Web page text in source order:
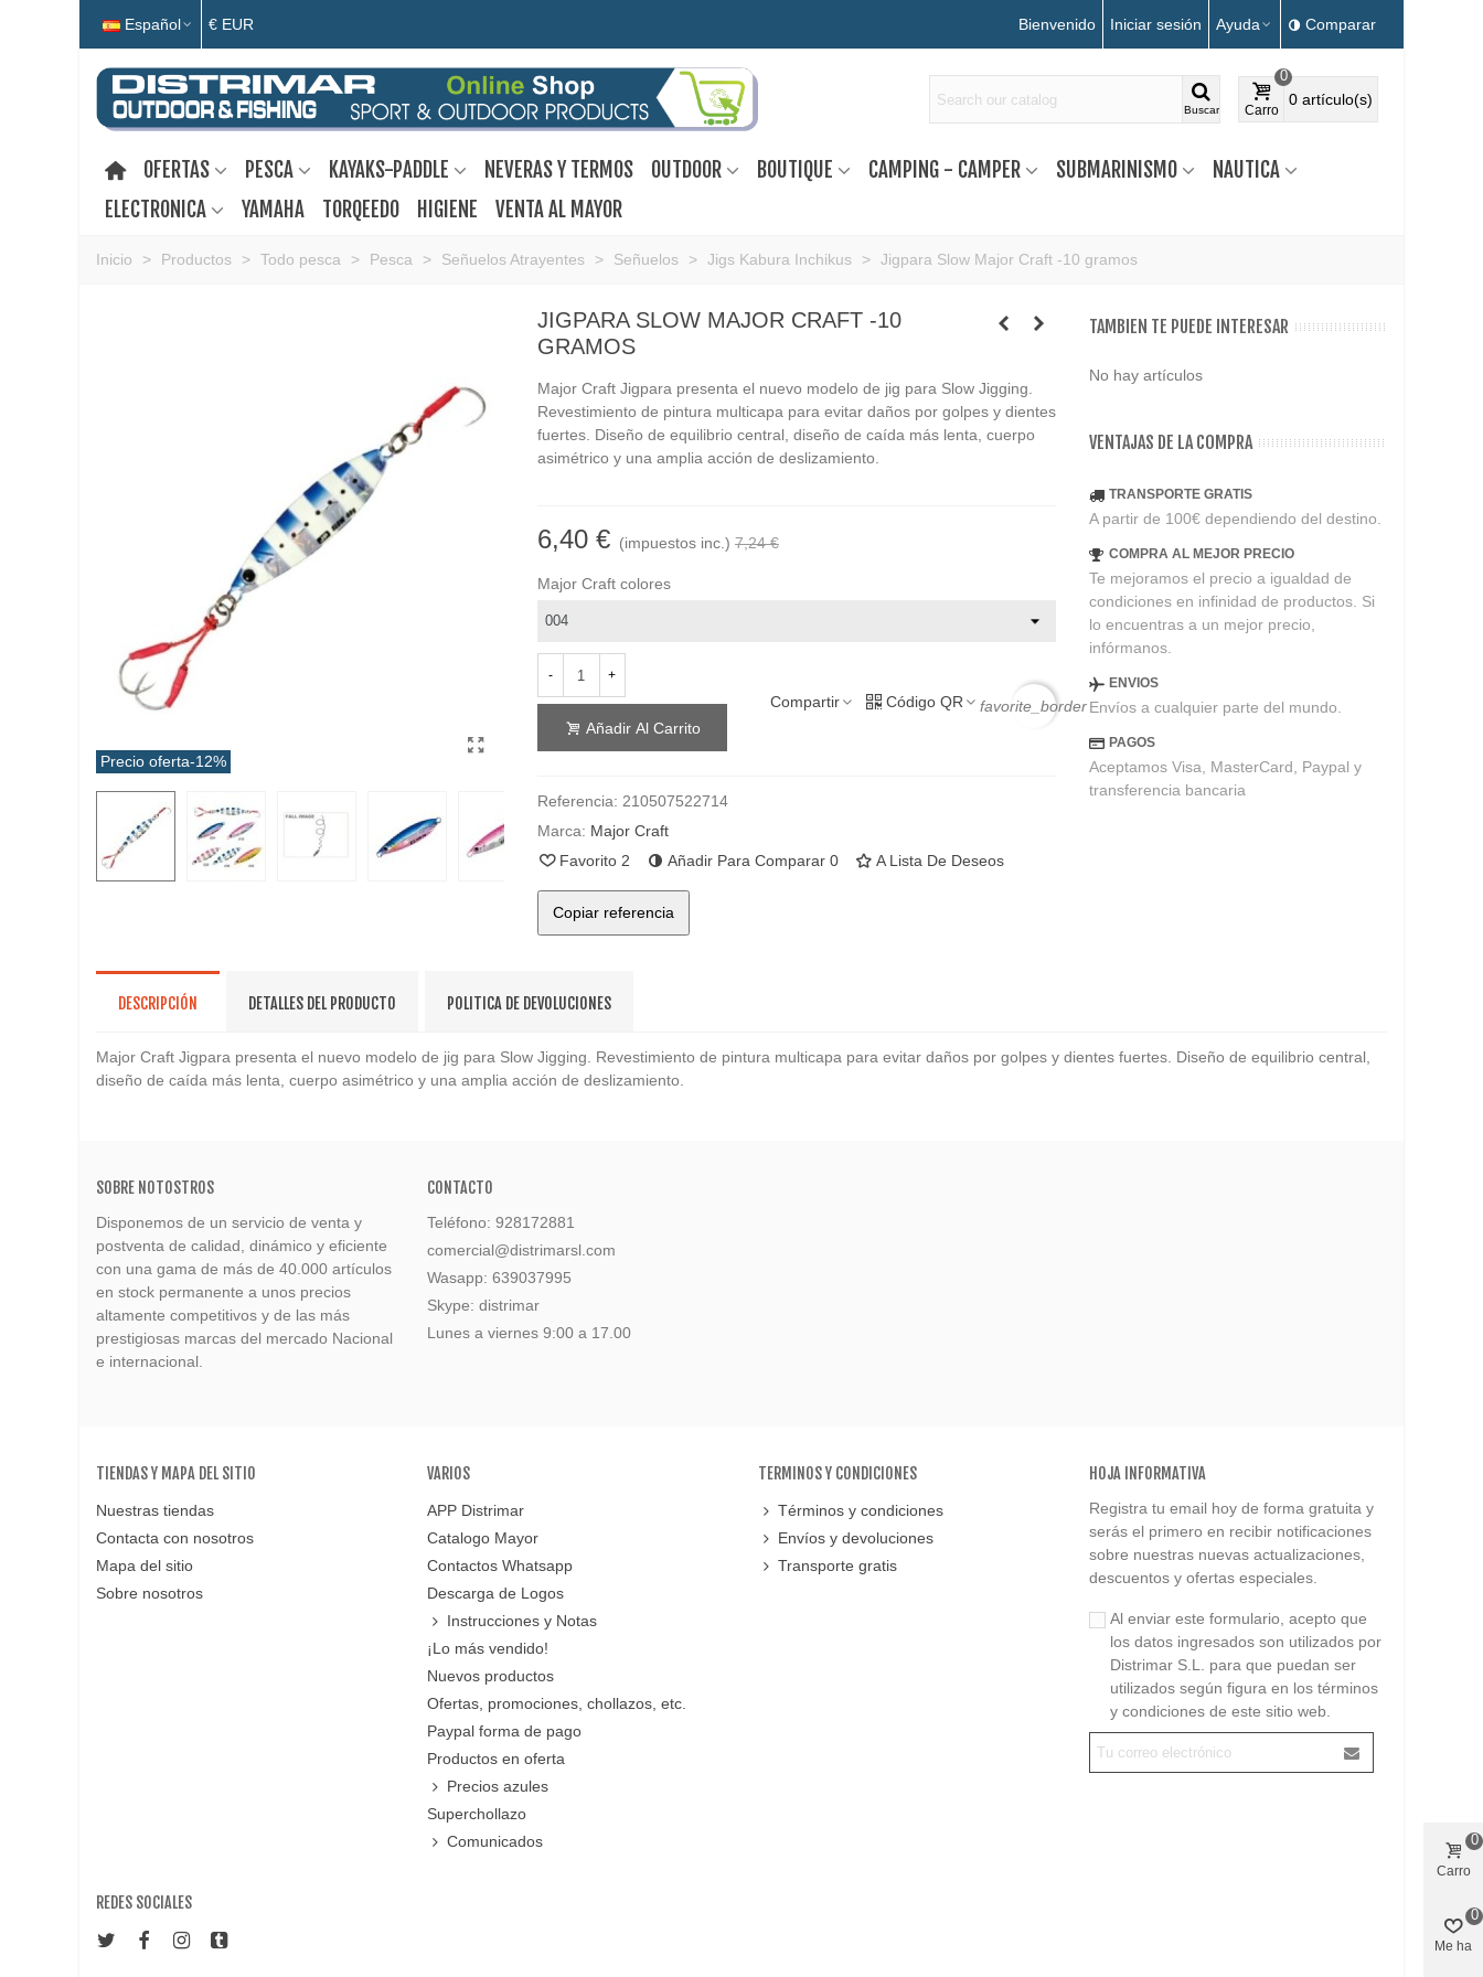
Español € EUR Bienvenido Iniciar sesión Ayuda Comparar
Buscar Carro
0
0 artículo(s)
OFERTAS PESCA KAYAKS-PADDLE NEVERAS Y TERMOS OUTDOOR BOUTIQUE CAMPING - CAMPER SUBMARINISMO
NAUTICA
ELECTRONICA
YAMAHA TORQEEDO HIGIENE VENTA AL MAYOR
Inicio > Productos > Todo pesca > Pesca > Señuelos Atrayentes > Señuelos > Jigs Kabura Inchikus > Jigpara Slow Major Craft -10 gramos
Precio oferta-12%
JIGPARA SLOW MAJOR CRAFT -10
GRAMOS
Major Craft Jigpara presenta el nuevo modelo de jig para Slow Jigging.
Revestimiento de pintura multicapa para evitar daños por golpes y dientes
fuertes. Diseño de equilibrio central, diseño de caída más lenta, cuerpo
asimétrico y una amplia acción de deslizamiento.
6,40 € (impuestos inc.) 7,24 €
Major Craft colores
- +
Añadir Al Carrito
Compartir Código QR favorite_border
Referencia: 210507522714
Marca: Major Craft
Favorito 2 Añadir Para Comparar 0 A Lista De Deseos
Copiar referencia
TAMBIEN TE PUEDE INTERESAR
No hay artículos
VENTAJAS DE LA COMPRA
TRANSPORTE GRATIS
A partir de 100€ dependiendo del destino.
COMPRA AL MEJOR PRECIO
Te mejoramos el precio a igualdad de
condiciones en infinidad de productos. Si
lo encuentras a un mejor precio,
infórmanos.
ENVIOS
Envíos a cualquier parte del mundo.
PAGOS
Aceptamos Visa, MasterCard, Paypal y
transferencia bancaria
DESCRIPCIÓN DETALLES DEL PRODUCTO POLITICA DE DEVOLUCIONES
Major Craft Jigpara presenta el nuevo modelo de jig para Slow Jigging. Revestimiento de pintura multicapa para evitar daños por golpes y dientes fuertes. Diseño de equilibrio central,
diseño de caída más lenta, cuerpo asimétrico y una amplia acción de deslizamiento.
SOBRE NOTOSTROS
Disponemos de un servicio de venta y
postventa de calidad, dinámico y eficiente
con una gama de más de 40.000 artículos
en stock permanente a unos precios
altamente competitivos y de las más
prestigiosas marcas del mercado Nacional
e internacional.
CONTACTO
Teléfono: 928172881
comercial@distrimarsl.com
Wasapp: 639037995
Skype: distrimar
Lunes a viernes 9:00 a 17.00
TIENDAS Y MAPA DEL SITIO
Nuestras tiendas
Contacta con nosotros
Mapa del sitio
Sobre nosotros
VARIOS
APP Distrimar
Catalogo Mayor
Contactos Whatsapp
Descarga de Logos
Instrucciones y Notas
¡Lo más vendido!
Nuevos productos
Ofertas, promociones, chollazos, etc.
Paypal forma de pago
Productos en oferta
Precios azules
Superchollazo
Comunicados
TERMINOS Y CONDICIONES
Términos y condiciones
Envíos y devoluciones
Transporte gratis
HOJA INFORMATIVA
Registra tu email hoy de forma gratuita y
serás el primero en recibir notificaciones
sobre nuestras nuevas actualizaciones,
descuentos y ofertas especiales.
Al enviar este formulario, acepto que
los datos ingresados son utilizados por
Distrimar S.L. para que puedan ser
utilizados según figura en los términos
y condiciones de este sitio web.
REDES SOCIALES
Carro
0
Me ha
0